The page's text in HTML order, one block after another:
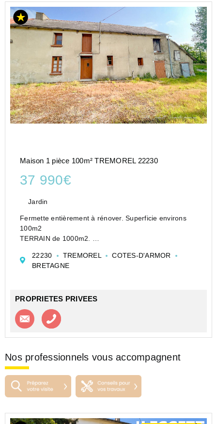
Maison 1 pièce 100m² TREMOREL 22230
37 990€
Jardin
Fermette entièrement à rénover. Superficie environs
100m2
TERRAIN de 1000m2.
soit 34000 euros net vendeur
Cette proprieté est entièrement à rénover, ce qui en fait
22230 TREMOREL
COTES-D'ARMOR
BRETAGNE
PROPRIETES PRIVEES
Contacter l'agence
Nos professionnels vous accompagnent